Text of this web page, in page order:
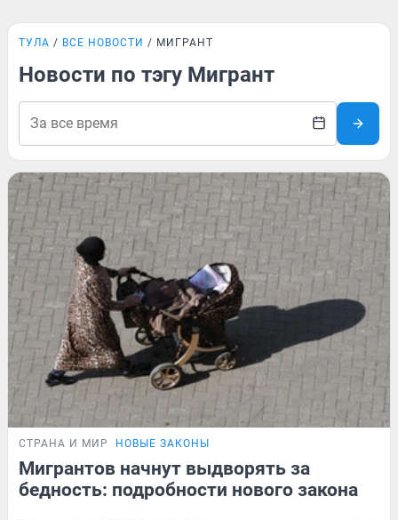
ТУЛА ВСЕ НОВОСТИ МИГРАНТ
Новости по тэгу Мигрант
СТРАНА И МИР НОВЫЕ ЗАКОНЫ
Мигрантов начнут выдворять за
бедность: подробности нового закона